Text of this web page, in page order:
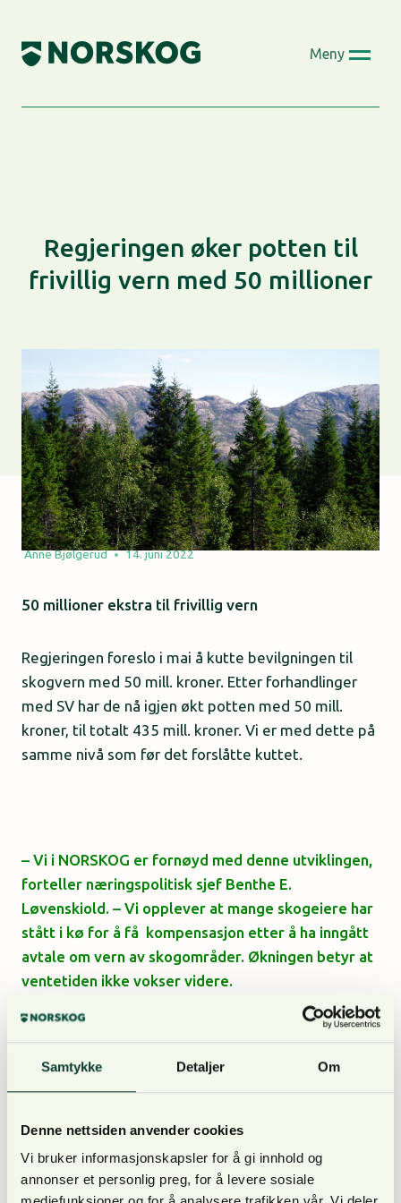
Samtykke Detaljer Om
Denne nettsiden anvender cookies
Vi bruker informasjonskapsler for å gi innhold og
annonser et personlig preg, for å levere sosiale
content
Meny
Regjeringen øker potten til
frivillig vern med 50 millioner
Anne Bjølgerud 14. juni 2022
50 millioner ekstra til frivillig vern
Regjeringen foreslo i mai å kutte bevilgningen til
skogvern med 50 mill. kroner. Etter forhandlinger
med SV har de nå igjen økt potten med 50 mill.
kroner, til totalt 435 mill. kroner. Vi er med dette på
samme nivå som før det forslåtte kuttet.
– Vi i NORSKOG er fornøyd med denne utviklingen,
forteller næringspolitisk sjef Benthe E.
Løvenskiold. – Vi opplever at mange skogeiere har
stått i kø for å få kompensasjon etter å ha inngått
avtale om vern av skogområder. Økningen betyr at
ventetiden ikke vokser videre.
Regjeringen og SV vil også sette av 20 mill. kroner
ekstra til restaurering av myr.
Satsing på avansert biodrivstoff